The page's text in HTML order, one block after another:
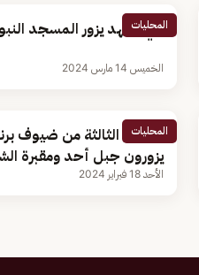
المحليات
ولي العهد يزور المسجد
الخميس 14 مارس 2024
المحليات
الدفعة الثالثة من ضيوف
يزورون جبل أحد ومقبرة
الأحد 18 فبراير 2024